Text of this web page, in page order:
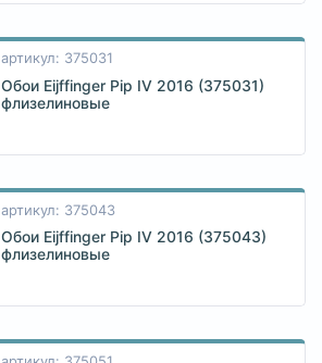
артикул: 375031
Обои Eijffinger Pip IV 2016 (375031)
флизелиновые
артикул: 375043
Обои Eijffinger Pip IV 2016 (375043)
флизелиновые